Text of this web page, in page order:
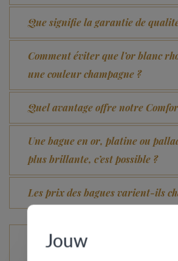
Que signifie la garantie de
Comment éviter que l’or blanc
une couleur champagne ?
Quel avantage offre notre
Une bague en or, platine ou
plus brillante, c’est possible ?
Les prix des bagues varient-ils
Jouw